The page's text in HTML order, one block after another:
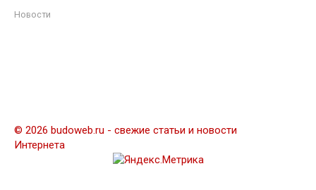
Новости
© 2026 budoweb.ru - свежие статьи и новости
Интернета